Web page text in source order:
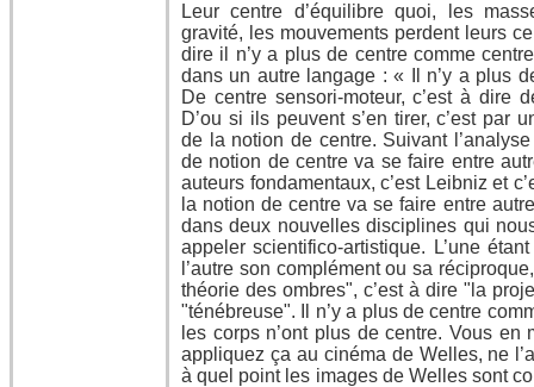
Leur centre d’équilibre quoi, les
gravité, les mouvements perdent leurs
dire il n’y a plus de centre comme
dans un autre langage : « Il n’y a plus
De centre sensori-moteur, c’est à dire
D’ou si ils peuvent s’en tirer, c’est par
de la notion de centre. Suivant
de notion de centre va se faire entre
auteurs fondamentaux, c’est Leibniz et
la notion de centre va se faire entre
dans deux nouvelles disciplines qui
appeler scientifico-artistique. L’une
l’autre son complément ou sa
théorie des ombres", c’est à dire "la
"ténébreuse". Il n’y a plus de centre
les corps n’ont plus de centre. Vous en
appliquez ça au cinéma de Welles, ne
à quel point les images de Welles sont